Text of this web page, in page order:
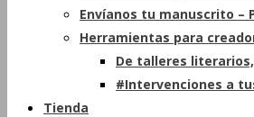
Envíanos tu manuscrito –
Herramientas para
De talleres
#Intervenciones a
Tienda